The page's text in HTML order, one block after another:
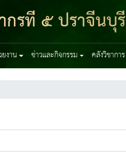
รที่ ๕ ปราจีนบุรี
งาน ข่าวและกิจกรรม คลังวิชาการ